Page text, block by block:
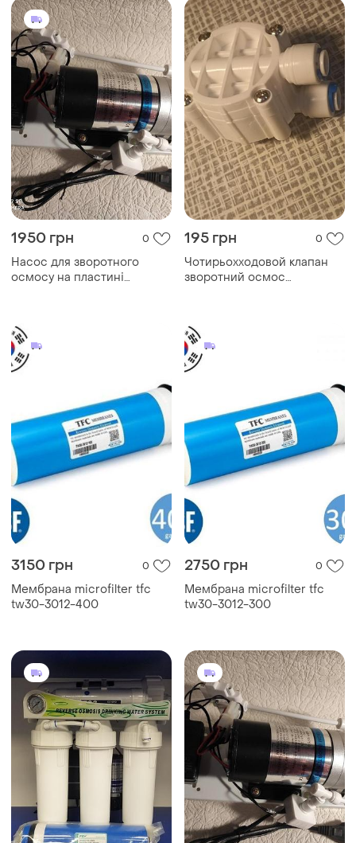
1950 грн 0
Насос для зворотного
осмосу на пластині
195 грн 0
Чотирьохходовой клапан
зворотний осмос
3150 грн 0
Мембрана microfilter tfc
tw30-3012-400
2750 грн 0
Мембрана microfilter tfc
tw30-3012-300